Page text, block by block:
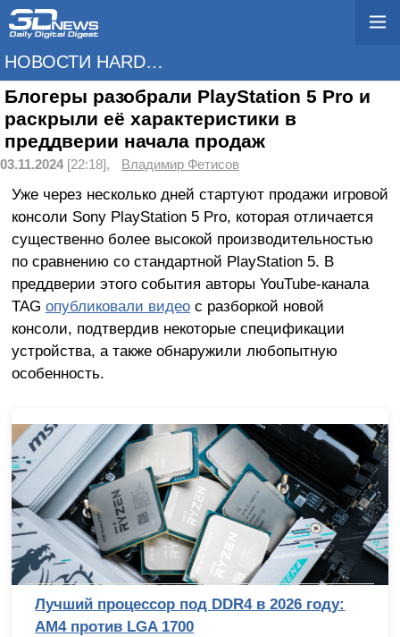
НОВОСТИ HARDWARE
Блогеры разобрали PlayStation 5 Pro и
раскрыли её характеристики в
преддверии начала продаж
03.11.2024[22:18], Владимир Фетисов
Уже через несколько дней стартуют продажи игровой
консоли Sony PlayStation 5 Pro, которая отличается
существенно более высокой производительностью
по сравнению со стандартной PlayStation 5. В
преддверии этого события авторы YouTube-канала
TAG опубликовали видеос разборкой новой
консоли, подтвердив некоторые спецификации
устройства, а также обнаружили любопытную
особенность.
Лучший процессор под DDR4 в 2026 году:
AM4 против LGA 1700